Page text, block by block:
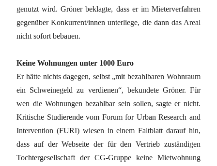
genutzt wird. Gröner beklagte, dass er im Mieterverfahren
gegenüber Konkurrent/innen unterliege, die dann das Areal
nicht sofort bebauen.
Keine Wohnungen unter 1000 Euro
Er hätte nichts dagegen, selbst „mit bezahlbaren Wohnraum
ein Schweinegeld zu verdienen“, bekundete Gröner. Für
wen die Wohnungen bezahlbar sein sollen, sagte er nicht.
Kritische Studierende vom Forum for Urban Research and
Intervention (FURI) wiesen in einem Faltblatt darauf hin,
dass auf der Webseite der für den Vertrieb zuständigen
Tochtergesellschaft der CG-Gruppe keine Mietwohnung